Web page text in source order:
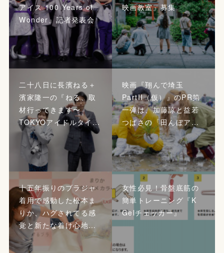
アイス 100 Years of
Wonder』記者発表会
映画教室』募集
二十八日に長濱ねる＋
濱家隆一の『ねる、取
材行ってきます〜
TOKYOアイドルタイ…
映画『翔んで埼玉
PartII（仮）』のPR第
一弾は、加藤諒と益若
つばさの「田んぼア…
十五年振りのブラジャ
着用で感動した松本ま
りか、ハグされてる感
覚と新たな着け心地…
女性必見！骨盤底筋の
簡単トレーニング『K
Gelチェッカー』